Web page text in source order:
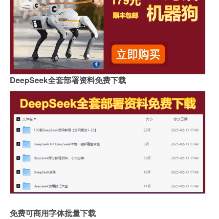
DeepSeek全套部署资料免费下载
免费可商用字体批量下载